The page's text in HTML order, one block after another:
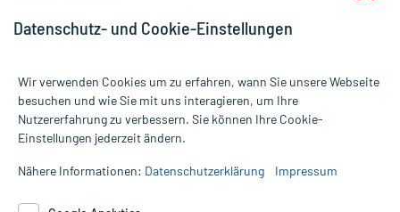
Alle Preise gelten inkl. MwSt., ggf. zzgl. Versandkosten
Informationen auf dieser Website werden ausschließlich für
die Untersuchung und Behandlung durch einen Arzt. Bitte
Datenschutz- und Cookie-Einstellungen
Wir verwenden Cookies um zu erfahren, wann Sie unsere Webseite
besuchen und wie Sie mit uns interagieren, um Ihre
Nutzererfahrung zu verbessern. Sie können Ihre Cookie-
Einstellungen jederzeit ändern.
Nähere Informationen: Datenschutzerklärung Impressum